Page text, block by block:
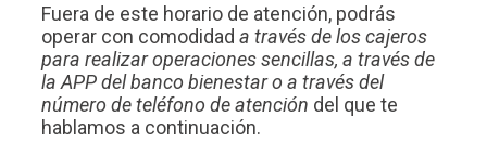
Fuera de este horario de atención, podrás
operar con comodidad a través de los cajeros
para realizar operaciones sencillas, a través de
la APP del banco bienestar o a través del
número de teléfono de atención del que te
hablamos a continuación.